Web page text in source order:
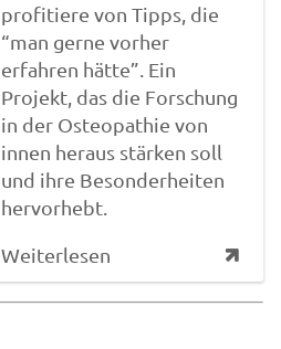
profitiere von Tipps, die
“man gerne vorher
erfahren hätte”. Ein
Projekt, das die Forschung
in der Osteopathie von
innen heraus stärken soll
und ihre Besonderheiten
hervorhebt.
Weiterlesen